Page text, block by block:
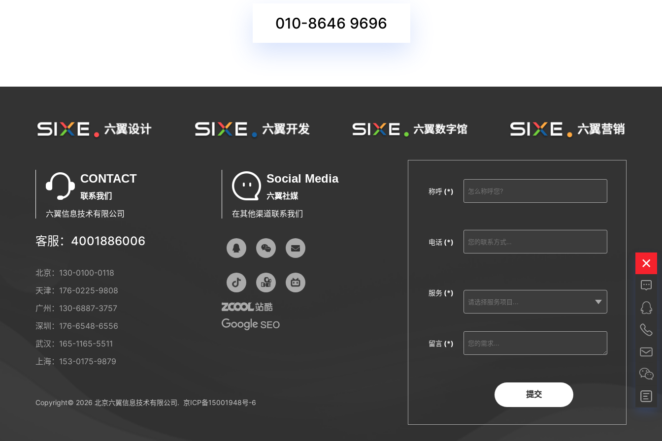
010-8646 9696
CONTACT
联系我们
六翼信息技术有限公司
客服：4001886006
北京： 130-0100-0118
天津： 176-0225-9808
广州： 130-6887-3757
深圳： 176-6548-6556
武汉： 165-1165-5511
上海： 153-0175-9879
Social Media
六翼社媒
在其他渠道联系我们
Copyright© 2026 北京六翼信息技术有限公司. 京ICP备15001948号-6
称呼 (*)
电话 (*)
服务 (*)
留言 (*)
提交